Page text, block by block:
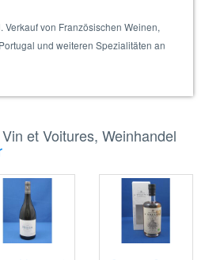
von Französischen Weinen,
und weiteren Spezialitäten an
et Voitures, Weinhandel